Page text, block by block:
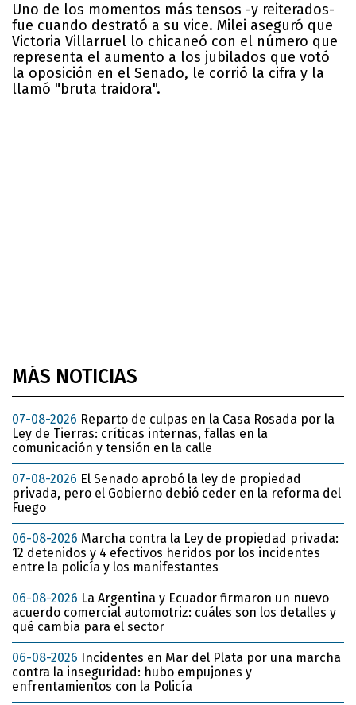
Uno de los momentos más tensos -y reiterados-
fue cuando destrató a su vice. Milei aseguró que
Victoria Villarruel lo chicaneó con el número que
representa el aumento a los jubilados que votó
la oposición en el Senado, le corrió la cifra y la
llamó "bruta traidora".
MÁS NOTICIAS
07-08-2026 Reparto de culpas en la Casa Rosada por la
Ley de Tierras: críticas internas, fallas en la
comunicación y tensión en la calle
07-08-2026 El Senado aprobó la ley de propiedad
privada, pero el Gobierno debió ceder en la reforma del
Fuego
06-08-2026 Marcha contra la Ley de propiedad privada:
12 detenidos y 4 efectivos heridos por los incidentes
entre la policía y los manifestantes
06-08-2026 La Argentina y Ecuador firmaron un nuevo
acuerdo comercial automotriz: cuáles son los detalles y
qué cambia para el sector
06-08-2026 Incidentes en Mar del Plata por una marcha
contra la inseguridad: hubo empujones y
enfrentamientos con la Policía